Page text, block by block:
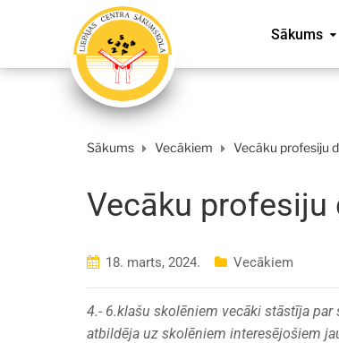
Sākums
Sākums Vecākiem Vecāku profesiju
Vecāku profesiju
18. marts, 2024. Vecākiem
4.- 6.klašu skolēniem vecāki stāstīja
atbildēja uz skolēniem interesējošiem